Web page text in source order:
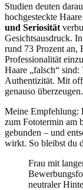
Studien deuten
hochgesteckte
und Seriosität
Gesichtsausdruck.
rund 73 Prozent an,
Professionalität
Haare „falsch“
Authentizität. Mit
genauso überzeugen.
Meine Empfehlung:
zum Fototermin am
gebunden – und
wirkt. So bleibst du
Frau mit
neutraler